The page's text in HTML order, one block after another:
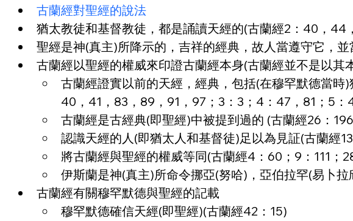
古蘭經對聖經的說法
猶太教徒和基督教徒，都是誦讀天經的(古蘭經2：40，44
聖經是神(真主)所降示的，吉祥的經典，故人當遵守它，
古蘭經以聖經的權威來印證古蘭經本身(古蘭經並不是以
古蘭經證實以前的天經，經典，包括(在穆罕默德當時
40，41，83，89，91，97；3：3；4：47，81；5：
古蘭經是古經典(即聖經)中被提到過的 (古蘭經26：
認識天經的人(即猶太人和基督徒)足以為見証(古蘭經
將古蘭經與聖經的權威等同(古蘭經4：60；9：111；
伊斯蘭是神(真主)所命令挪亞(努哈)，亞伯拉罕(易卜
古蘭經有關穆罕默德與聖經的記載
穆罕默德確信天經(即聖經)(古蘭經42：15)